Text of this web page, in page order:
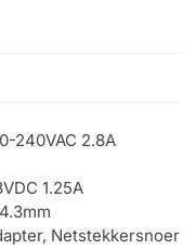
240VAC 2.8A
1.25A
Netstekkersnoer